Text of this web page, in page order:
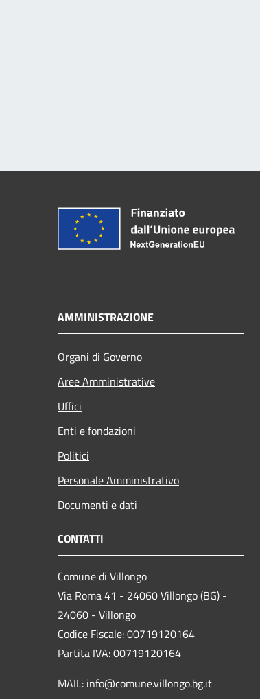
AMMINISTRAZIONE
Organi di Governo
Aree Amministrative
Uffici
Enti e fondazioni
Politici
Personale Amministrativo
Documenti e dati
CONTATTI
Comune di Villongo
Via Roma 41 - 24060 Villongo (BG) -
24060 - Villongo
Codice Fiscale: 00719120164
Partita IVA: 00719120164
MAIL: info@comune.villongo.bg.it